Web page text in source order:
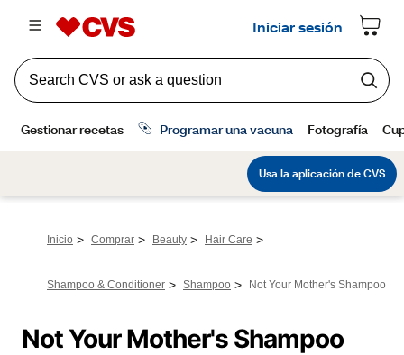
Inicio > Comprar > Beauty > Hair Care >
Shampoo & Conditioner > Shampoo > Not Your Mother's Shampoo
Not Your Mother's Shampoo